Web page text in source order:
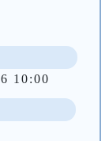
10:00